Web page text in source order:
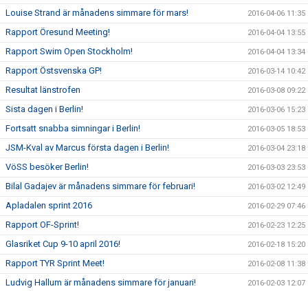
Louise Strand är månadens simmare för mars! 2016-04-06 11:35
Rapport Öresund Meeting! 2016-04-04 13:55
Rapport Swim Open Stockholm! 2016-04-04 13:34
Rapport Östsvenska GP! 2016-03-14 10:42
Resultat länstrofen 2016-03-08 09:22
Sista dagen i Berlin! 2016-03-06 15:23
Fortsatt snabba simningar i Berlin! 2016-03-05 18:53
JSM-Kval av Marcus första dagen i Berlin! 2016-03-04 23:18
VöSS besöker Berlin! 2016-03-03 23:53
Bilal Gadajev är månadens simmare för februari! 2016-03-02 12:49
Apladalen sprint 2016 2016-02-29 07:46
Rapport OF-Sprint! 2016-02-23 12:25
Glasriket Cup 9-10 april 2016! 2016-02-18 15:20
Rapport TYR Sprint Meet! 2016-02-08 11:38
Ludvig Hallum är månadens simmare för januari! 2016-02-03 12:07